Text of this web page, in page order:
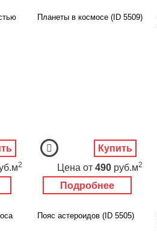
2
Планеты в космосе (ID 5509)
Подробнее
Цена от 490 руб.м2
Купить
Пояс астероидов (ID 5505)